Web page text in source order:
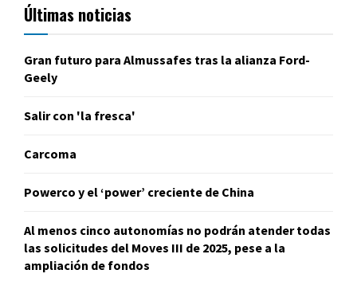
Últimas noticias
Gran futuro para Almussafes tras la alianza Ford-
Geely
Salir con 'la fresca'
Carcoma
Powerco y el ‘power’ creciente de China
Al menos cinco autonomías no podrán atender todas
las solicitudes del Moves III de 2025, pese a la
ampliación de fondos